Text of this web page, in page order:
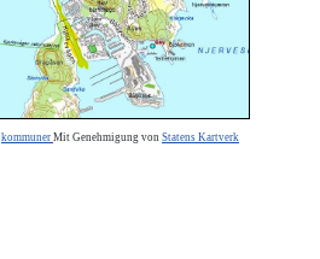
kommuner Mit Genehmigung von Statens Kartverk